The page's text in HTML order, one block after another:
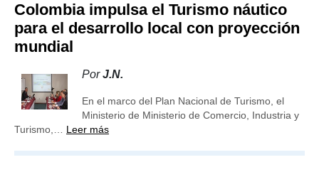
Colombia impulsa el Turismo náutico
para el desarrollo local con proyección
mundial
PorJ.N.
En el marco del Plan Nacional de Turismo, el
Ministerio de Ministerio de Comercio, Industria y
Turismo,… Leer más